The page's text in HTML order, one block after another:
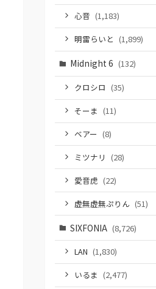
心音 (1,183)
明雷らいと (1,899)
Midnight 6 (132)
クロシロ (35)
そーま (11)
ベアー (8)
ミツナリ (28)
愛音虎 (22)
虚無虚無ぷりん (51)
SIXFONIA (8,726)
LAN (1,830)
いるま (2,477)